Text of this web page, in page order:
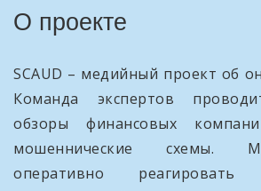
О проекте
SCAUD – медийный проект об
Команда экспертов
обзоры финансовых
мошеннические схемы.
оперативно